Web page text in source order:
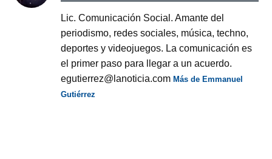
Lic. Comunicación Social. Amante del
periodismo, redes sociales, música, techno,
deportes y videojuegos. La comunicación es
el primer paso para llegar a un acuerdo.
egutierrez@lanoticia.comMás de Emmanuel
Gutiérrez